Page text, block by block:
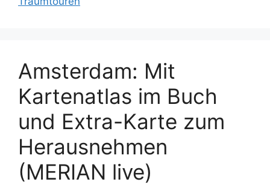
Amsterdam: Mit
Kartenatlas im Buch
und Extra-Karte zum
Herausnehmen
(MERIAN live)